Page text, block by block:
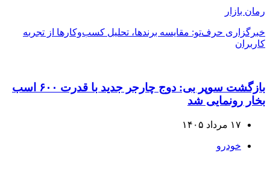
رمان بازار
خبرگزاری حرف‌تو: مقایسه برندها، تحلیل کسب‌وکارها از تجربه
کاربران
بازگشت سوپر بی: دوج چارجر جدید با قدرت ۶۰۰ اسب
بخار رونمایی شد
۱۷ مرداد ۱۴۰۵
خودرو